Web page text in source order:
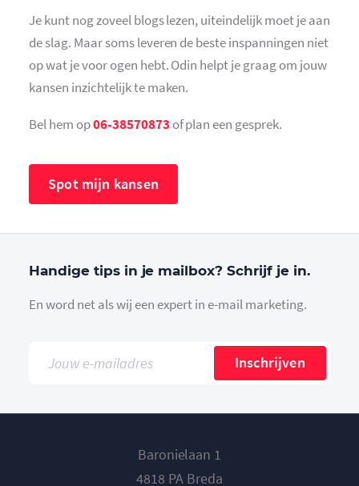
Je kunt nog zoveel blogs lezen, uiteindelijk moet je aan
de slag. Maar soms leveren de beste inspanningen niet
op wat je voor ogen hebt. Odin helpt je graag om jouw
kansen inzichtelijk te maken.
Bel hem op06-38570873 of plan een gesprek.
Spot mijn kansen
Handige tips in je mailbox? Schrijf je in.
En word net als wij een expert in e-mail marketing.
Inschrijven
Baronielaan 1
4818 PA Breda